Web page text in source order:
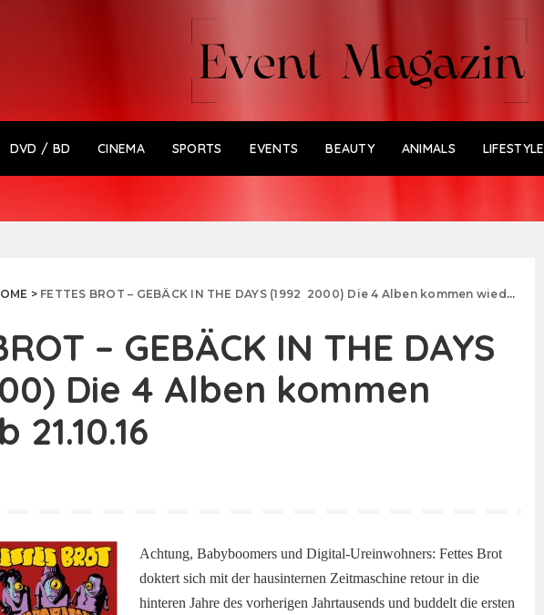
DVD / BD CINEMA SPORTS EVENTS BEAUTY ANIMALS LIFESTYLE
> FETTES BROT – GEBÄCK IN THE DAYS (1992 ­ 2000) Die 4 Alben kommen wieder ab 21.10.16
– GEBÄCK IN THE DAYS
Die 4 Alben kommen
Achtung, Babyboomers und Digital-Ureinwohners: Fettes Brot
doktert sich mit der hausinternen Zeitmaschine retour in die
hinteren Jahre des vorherigen Jahrtausends und buddelt die ersten